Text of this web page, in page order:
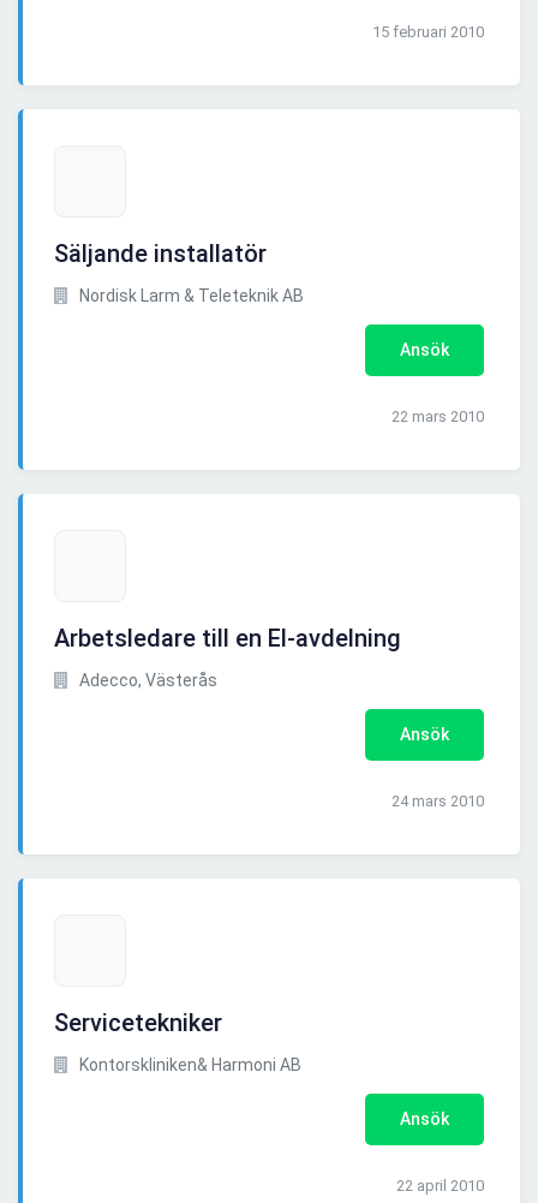
15 februari 2010
Säljande installatör
Nordisk Larm & Teleteknik AB
Ansök
22 mars 2010
Arbetsledare till en El-avdelning
Adecco, Västerås
Ansök
24 mars 2010
Servicetekniker
Kontorskliniken& Harmoni AB
Ansök
22 april 2010